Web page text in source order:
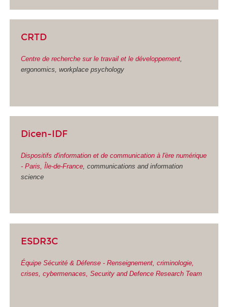
CRTD
Centre de recherche sur le travail et le développement,
ergonomics, workplace psychology
Dicen-IDF
Dispositifs d'information et de communication à l'ère numérique
- Paris, Île-de-France, communications and information
science
ESDR3C
Équipe Sécurité & Défense - Renseignement, criminologie,
crises, cybermenaces, Security and Defence Research Team